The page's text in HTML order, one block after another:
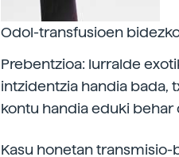
Odol-transfusioen
Prebentzioa: lurralde
intzidentzia handia bada,
kontu handia eduki behar
Kasu honetan